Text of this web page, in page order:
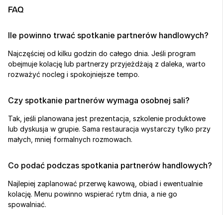
FAQ
Ile powinno trwać spotkanie partnerów handlowych?
Najczęściej od kilku godzin do całego dnia. Jeśli program
obejmuje kolację lub partnerzy przyjeżdżają z daleka, warto
rozważyć nocleg i spokojniejsze tempo.
Czy spotkanie partnerów wymaga osobnej sali?
Tak, jeśli planowana jest prezentacja, szkolenie produktowe
lub dyskusja w grupie. Sama restauracja wystarczy tylko przy
małych, mniej formalnych rozmowach.
Co podać podczas spotkania partnerów handlowych?
Najlepiej zaplanować przerwę kawową, obiad i ewentualnie
kolację. Menu powinno wspierać rytm dnia, a nie go
spowalniać.